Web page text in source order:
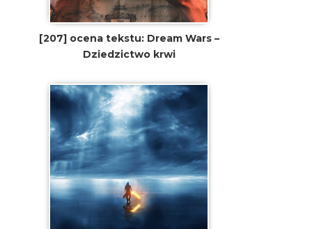
[207] ocena tekstu: Dream Wars –
Dziedzictwo krwi